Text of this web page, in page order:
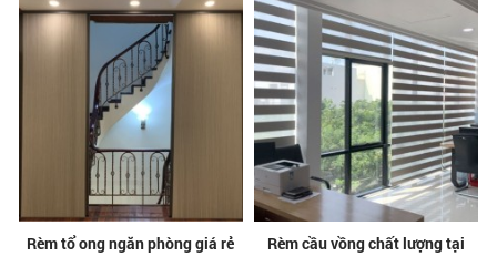
Rèm tổ ong ngăn phòng giá rẻ
Rèm cầu vồng chất lượng tại